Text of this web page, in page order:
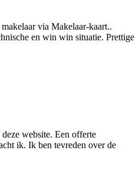
via Makelaar-kaart..
en win win situatie. Prettige
website. Een offerte
ik. Ik ben tevreden over de